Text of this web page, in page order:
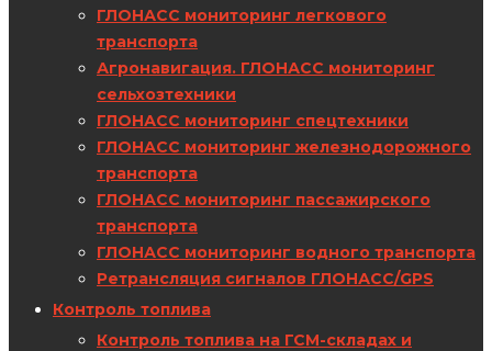
ГЛОНАСС мониторинг легкового
транспорта
Агронавигация. ГЛОНАСС мониторинг
сельхозтехники
ГЛОНАСС мониторинг спецтехники
ГЛОНАСС мониторинг железнодорожного
транспорта
ГЛОНАСС мониторинг пассажирского
транспорта
ГЛОНАСС мониторинг водного транспорта
Ретрансляция сигналов ГЛОНАСС/GPS
Контроль топлива
Контроль топлива на ГСМ-складах и